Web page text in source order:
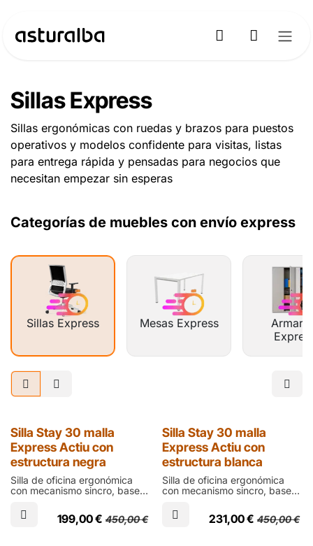
Sillas Express
Sillas ergonómicas con ruedas y brazos para puestos
operativos y modelos confidente para visitas, listas
para entrega rápida y pensadas para negocios que
necesitan empezar sin esperas
Categorías de muebles con envío express
Sillas Express Mesas Express
Express
Silla Stay 30 malla
Express Actiu con
estructura negra
Silla de oficina ergonómica
con mecanismo sincro, base
carcasa negra, asiento de
espuma inyectada y respaldo
199,00€ 450,00€
Express
Silla Stay 30 malla
Express Actiu con
estructura blanca
Silla de oficina ergonómica
con mecanismo sincro, base
blanca, carcasa blanca,
asiento de espuma inyectada
231,00€ 450,00€